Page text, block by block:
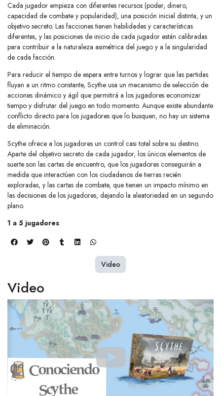
Cada jugador empieza con diferentes recursos (poder, dinero,
capacidad de combate y popularidad), una posición inicial distinta, y un
objetivo secreto. Las facciones tienen habilidades y características
diferentes, y las posiciones de inicio de cada jugador están calibradas
para contribuir a la naturaleza asimétrica del juego y a la singularidad
de cada facción.
Para reducir el tiempo de espera entre turnos y lograr que las partidas
fluyan a un ritmo constante, Scythe usa un mecanismo de selección de
acciones dinámico y ágil que permitirá a los jugadores economizar
tiempo y disfrutar del juego en todo momento. Aunque existe abundante
conflicto directo para los jugadores que lo busquen, no hay un sistema
de eliminación.
Scythe ofrece a los jugadores un control casi total sobre su destino.
Aparte del objetivo secreto de cada jugador, los únicos elementos de
suerte son las cartas de encuentro, que los jugadores conseguirán a
medida que interactúen con los ciudadanos de tierras recién
exploradas, y las cartas de combate, que tienen un impacto mínimo en
las decisiones de los jugadores, dejando la aleatoriedad en un segundo
plano.
1 a 5 jugadores
Video
Video